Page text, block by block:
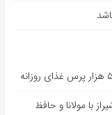
با مولانا و حافظ